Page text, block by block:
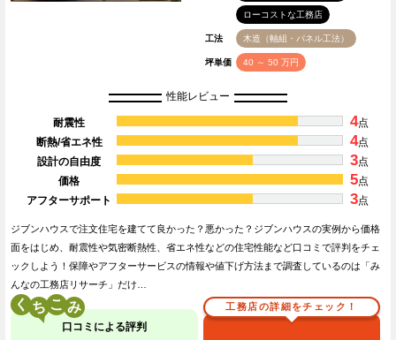
ローコストな工務店
工法 木造（軸組・パネル工法）
坪単価 40 ～ 50 万円
性能レビュー
耐震性 4点
断熱/省エネ性
4点
設計の自由度
3点
価格
5点
アフターサポート
3点
ジブンハウスで注文住宅を建てて良かった？悪かった？ジブンハウスの実例から価格
面をはじめ、耐震性や気密断熱性、省エネ性などの住宅性能など口コミで評判をチェ
ックしよう！保障やアフターサービスの情報や値下げ方法まで調査しているのは「み
んなの工務店リサーチ」だけ…
く こ
口コミによる評判
工務店の詳細をチェック！